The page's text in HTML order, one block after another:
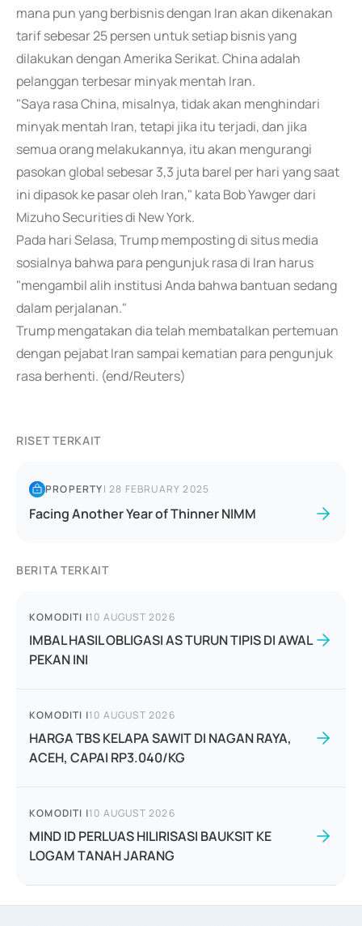
mana pun yang berbisnis dengan Iran akan dikenakan
tarif sebesar 25 persen untuk setiap bisnis yang
dilakukan dengan Amerika Serikat. China adalah
pelanggan terbesar minyak mentah Iran.
"Saya rasa China, misalnya, tidak akan menghindari
minyak mentah Iran, tetapi jika itu terjadi, dan jika
semua orang melakukannya, itu akan mengurangi
pasokan global sebesar 3,3 juta barel per hari yang saat
ini dipasok ke pasar oleh Iran," kata Bob Yawger dari
Mizuho Securities di New York.
Pada hari Selasa, Trump memposting di situs media
sosialnya bahwa para pengunjuk rasa di Iran harus
"mengambil alih institusi Anda bahwa bantuan sedang
dalam perjalanan."
Trump mengatakan dia telah membatalkan pertemuan
dengan pejabat Iran sampai kematian para pengunjuk
rasa berhenti. (end/Reuters)
RISET TERKAIT
PROPERTY|28 FEBRUARY 2025
Facing Another Year of Thinner NIMM
BERITA TERKAIT
KOMODITI |10 AUGUST 2026
IMBAL HASIL OBLIGASI AS TURUN TIPIS DI AWAL
PEKAN INI
KOMODITI |10 AUGUST 2026
HARGA TBS KELAPA SAWIT DI NAGAN RAYA,
ACEH, CAPAI RP3.040/KG
KOMODITI |10 AUGUST 2026
MIND ID PERLUAS HILIRISASI BAUKSIT KE
LOGAM TANAH JARANG